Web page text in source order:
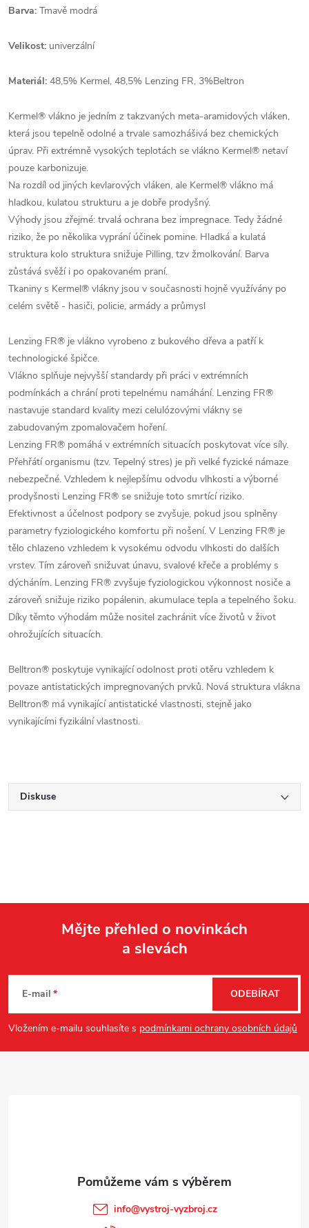
Barva: Tmavě modrá
Velikost: univerzální
Materiál: 48,5% Kermel, 48,5% Lenzing FR, 3%Beltron
Kermel® vlákno je jedním z takzvaných meta-aramidových vláken,
která jsou tepelně odolné a trvale samozhášivá bez chemických
úprav. Při extrémně vysokých teplotách se vlákno Kermel® netaví
pouze karbonizuje.
Na rozdíl od jiných kevlarových vláken, ale Kermel® vlákno má
hladkou, kulatou strukturu a je dobře prodyšný.
Výhody jsou zřejmé: trvalá ochrana bez impregnace. Tedy žádné
riziko, že po několika vyprání účinek pomine. Hladká a kulatá
struktura kolo struktura snižuje Pilling, tzv žmolkování. Barva
zůstává svěží i po opakovaném praní.
Tkaniny s Kermel® vlákny jsou v současnosti hojně využívány po
celém světě - hasiči, policie, armády a průmysl
Lenzing FR® je vlákno vyrobeno z bukového dřeva a patří k
technologické špičce.
Vlákno splňuje nejvyšší standardy při práci v extrémních
podmínkách a chrání proti tepelnému namáhání. Lenzing FR®
nastavuje standard kvality mezi celulózovými vlákny se
zabudovaným zpomalovačem hoření.
Lenzing FR® pomáhá v extrémních situacích poskytovat více síly.
Přehřátí organismu (tzv. Tepelný stres) je při velké fyzické námaze
nebezpečné. Vzhledem k nejlepšímu odvodu vlhkosti a výborné
prodyšnosti Lenzing FR® se snižuje toto smrtící riziko.
Efektivnost a účelnost podpory se zvyšuje, pokud jsou splněny
parametry fyziologického komfortu při nošení. V Lenzing FR® je
tělo chlazeno vzhledem k vysokému odvodu vlhkosti do dalších
vrstev. Tím zároveň snižuvat únavu, svalové křeče a problémy s
dýcháním. Lenzing FR® zvyšuje fyziologickou výkonnost nosiče a
zároveň snižuje riziko popálenin, akumulace tepla a tepelného šoku.
Díky těmto výhodám může nositel zachránit více životů v život
ohrožujících situacích.
Belltron® poskytuje vynikající odolnost proti otěru vzhledem k
povaze antistatických impregnovaných prvků. Nová struktura vlákna
Belltron® má vynikající antistatické vlastnosti, stejně jako
vynikajícími fyzikální vlastnosti.
Diskuse
p
a
Mějte přehled o novinkách
a slevách
E-mail
Vložením e-mailu souhlasíte s podmínkami ochrany osobních údajů
ODEBÍRAT
info@vystroj-vyzbroj.cz